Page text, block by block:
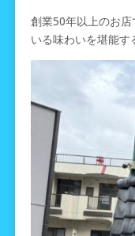
創業50年以上のお
いる味わいを堪能す